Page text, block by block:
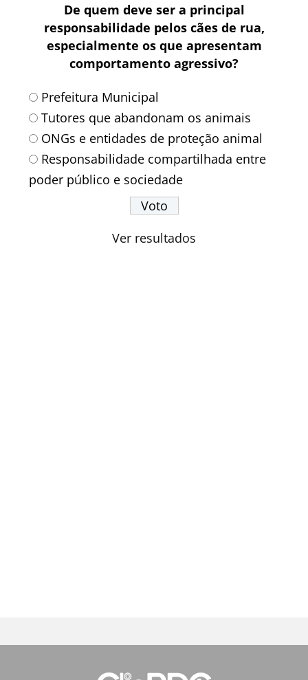
De quem deve ser a principal
responsabilidade pelos cães de rua,
especialmente os que apresentam
comportamento agressivo?
Prefeitura Municipal
Tutores que abandonam os animais
ONGs e entidades de proteção animal
Responsabilidade compartilhada entre
poder público e sociedade
Ver resultados